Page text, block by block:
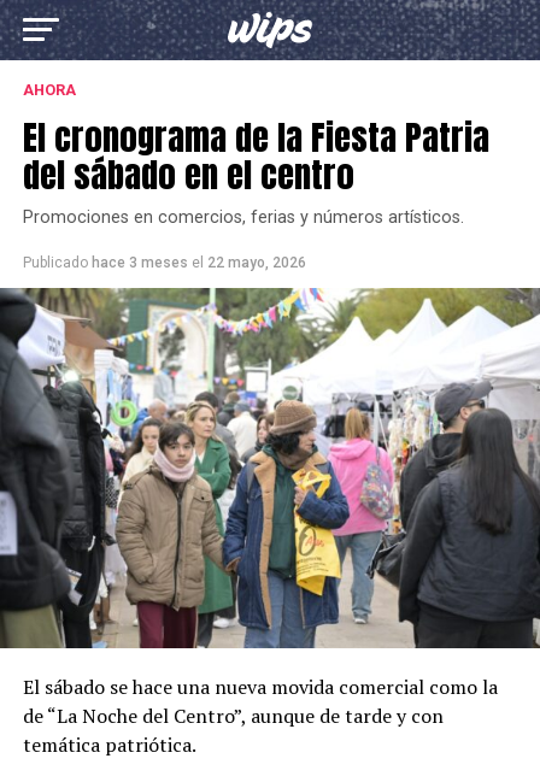
AHORA
El cronograma de la Fiesta Patria
del sábado en el centro
Promociones en comercios, ferias y números artísticos.
Publicado hace 3 meses el 22 mayo, 2026
El sábado se hace una nueva movida comercial como la
de “La Noche del Centro”, aunque de tarde y con
temática patriótica.